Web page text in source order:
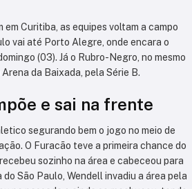
Curitiba, as equipes voltam a campo
vai até Porto Alegre, onde encara o
(03). Já o Rubro-Negro, no mesmo
da Baixada, pela Série B.
e sai na frente
segurando bem o jogo no meio de
O Furacão teve a primeira chance do
sozinho na área e cabeceou para
São Paulo, Wendell invadiu a área pela